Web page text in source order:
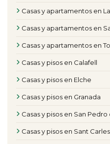
Casas y apartamentos en
Casas y apartamentos en
Casas y apartamentos en
Casas y pisos en Calafell
Casas y pisos en Elche
Casas y pisos en Granada
Casas y pisos en San
Casas y pisos en Sant